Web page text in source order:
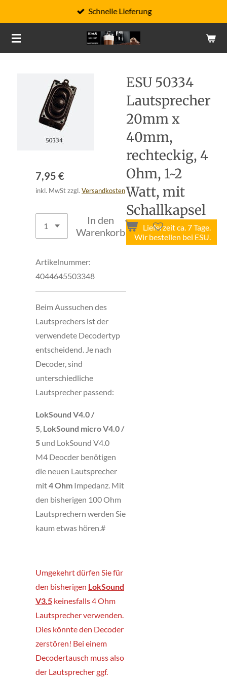
Hauptinhalt
springen
Schnelle Lieferung
ESU 50334
Lautsprecher
20mm x
40mm,
rechteckig, 4
Ohm, 1~2
Watt, mit
Schallkapsel
Lieferzeit ca. 7 Tage.
Wir bestellen bei ESU.
7,95 €
inkl. MwSt zzgl. Versandkosten
In den
Warenkorb
Artikelnummer:
4044645503348
Beim Aussuchen des
Lautsprechers ist der
verwendete Decodertyp
entscheidend. Je nach
Decoder, sind
unterschiedliche
Lautsprecher passend:
LokSound V4.0 /
5, LokSound micro V4.0 /
5 und LokSound V4.0
M4 Deocder benötigen
die neuen Lautsprecher
mit4 Ohm Impedanz. Mit
den bisherigen 100 Ohm
Lautsprechern werden Sie
kaum etwas hören.#
Umgekehrt dürfen Sie für
den bisherigen LokSound
V3.5 keinesfalls 4 Ohm
Lautsprecher verwenden.
Dies könnte den Decoder
zerstören! Bei einem
Decodertausch muss also
der Lautsprecher ggf.